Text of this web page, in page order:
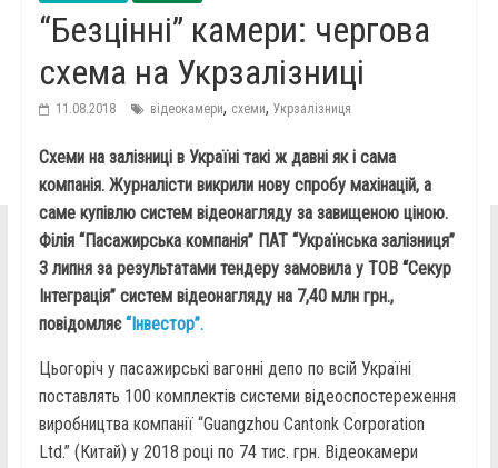
“Безцінні” камери: чергова
схема на Укрзалізниці
11.08.2018 відеокамери, схеми, Укрзалізниця
Схеми на залізниці в Україні такі ж давні як і сама
компанія. Журналісти викрили нову спробу махінацій, а
саме купівлю систем відеонагляду за завищеною ціною.
Філія “Пасажирська компанія” ПАТ “Українська залізниця”
3 липня за результатами тендеру замовила у ТОВ “Секур
Інтеграція” систем відеонагляду на 7,40 млн грн.,
повідомляє“Інвестор”.
Цьогоріч у пасажирські вагонні депо по всій Україні
поставлять 100 комплектів системи відеоспостереження
виробництва компанії “Guangzhou Cantonk Corporation
Ltd.” (Китай) у 2018 році по 74 тис. грн. Відеокамери